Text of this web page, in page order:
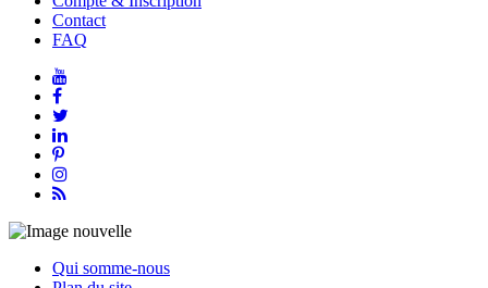
Contact
FAQ
Qui somme-nous